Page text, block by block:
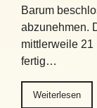
Barum
abzunehmen.
mittlerweile
fertig…
Weiterlesen